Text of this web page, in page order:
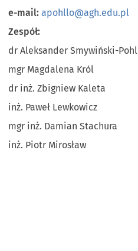
e-mail: apohllo@agh.edu.pl
Zespół:
dr Aleksander Smywiński-Pohl
mgr Magdalena Król
dr inż. Zbigniew Kaleta
inż. Paweł Lewkowicz
mgr inż. Damian Stachura
inż. Piotr Mirosław